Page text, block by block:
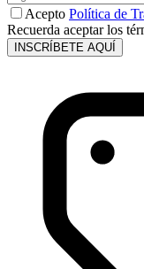
Acepto Política de
Recuerda aceptar los
INSCRÍBETE AQUÍ